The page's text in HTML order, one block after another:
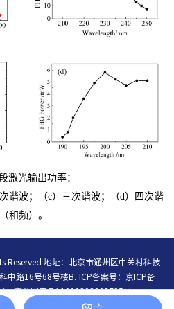
激光输出功率：
谐波；（c）三次谐波；（d）四次谐
和频）。
地址：北京市通州区中关村科技
中路16号68号楼B.
ICP备案号： 京ICP备
：京公网安备11011202003795号
中文
English